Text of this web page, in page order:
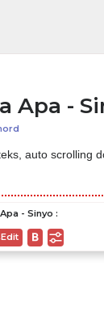
Apa -
auto scrolling
- Sinyo :
Edit